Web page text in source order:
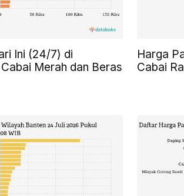
Ini (24/7) di
Merah dan Beras
Harga
Cabai